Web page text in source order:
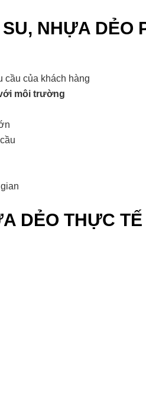
NHỰA DẺO
cầu của khách hàng
môi trường
DẺO THỰC